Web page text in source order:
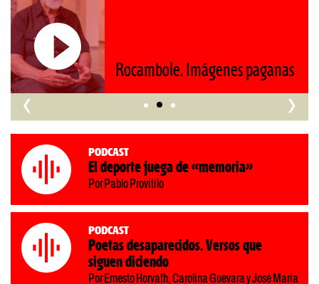
nos retrocede al siglo XIX»
‹ ›
Podcast
El deporte juega de «memoria»
Por Pablo Provitilo
Podcast
Poetas desaparecidos. Versos que
siguen diciendo
Por Ernesto Horvath, Carolina Guevara y José María